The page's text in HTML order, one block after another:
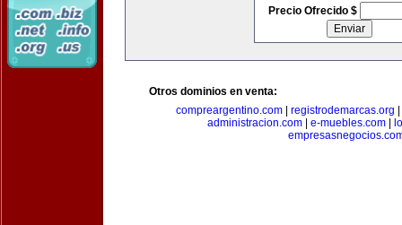
Precio Ofrecido $
Otros dominios en venta:
compreargentino.com
registrodemarcas.org
administracion.com
e-muebles.com